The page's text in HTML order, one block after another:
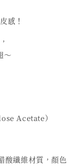
感！
～
Acetate）
纖維材質，顏色